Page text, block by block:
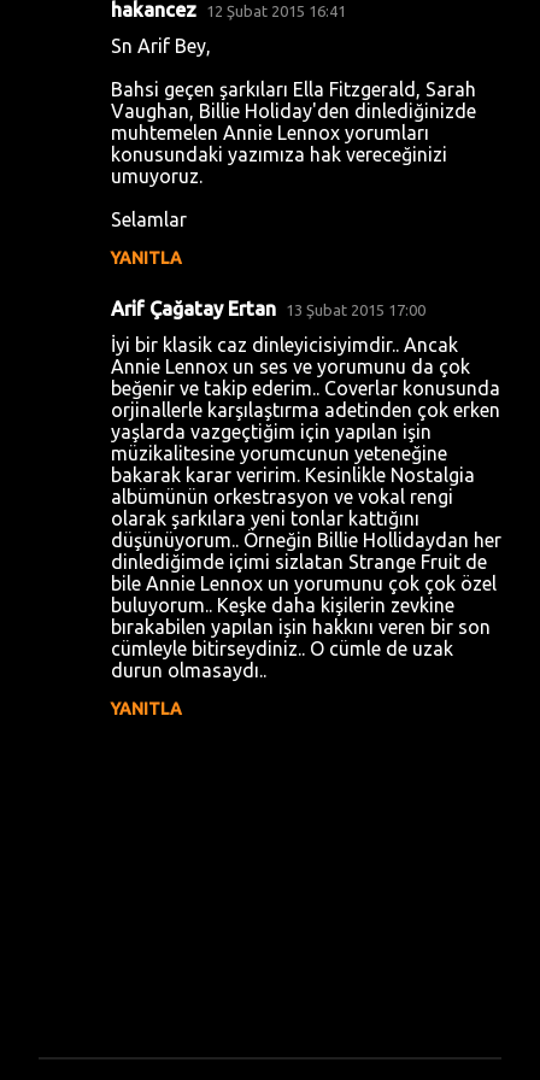
hakancez 12 Şubat 2015 16:41
Sn Arif Bey,
Bahsi geçen şarkıları Ella Fitzgerald, Sarah
Vaughan, Billie Holiday'den dinlediğinizde
muhtemelen Annie Lennox yorumları
konusundaki yazımıza hak vereceğinizi
umuyoruz.
Selamlar
YANITLA
Arif Çağatay Ertan 13 Şubat 2015 17:00
İyi bir klasik caz dinleyicisiyimdir.. Ancak
Annie Lennox un ses ve yorumunu da çok
beğenir ve takip ederim.. Coverlar konusunda
orjinallerle karşılaştırma adetinden çok erken
yaşlarda vazgeçtiğim için yapılan işin
müzikalitesine yorumcunun yeteneğine
bakarak karar veririm. Kesinlikle Nostalgia
albümünün orkestrasyon ve vokal rengi
olarak şarkılara yeni tonlar kattığını
düşünüyorum.. Örneğin Billie Hollidaydan her
dinlediğimde içimi sizlatan Strange Fruit de
bile Annie Lennox un yorumunu çok çok özel
buluyorum.. Keşke daha kişilerin zevkine
bırakabilen yapılan işin hakkını veren bir son
cümleyle bitirseydiniz.. O cümle de uzak
durun olmasaydı..
YANITLA